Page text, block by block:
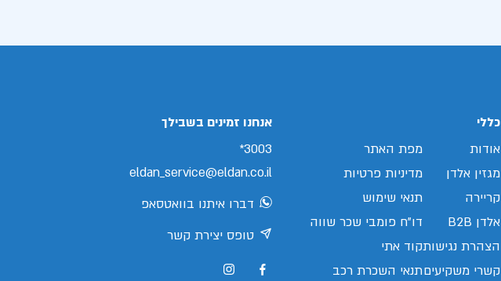
כללי
אודות
מגזין אלדן
קריירה
אלדן B2B
הצהרת נגישות
קשרי משקיעים
מפת האתר
מדיניות פרטיות
תנאי שימוש
דו"ח פומבי שכר שווה
קוד אתי
תנאי השכרת רכב
אנחנו זמינים בשבילך
3003*
eldan_service@eldan.co.il
דברו איתנו בוואטסאפ
טופס יצירת קשר